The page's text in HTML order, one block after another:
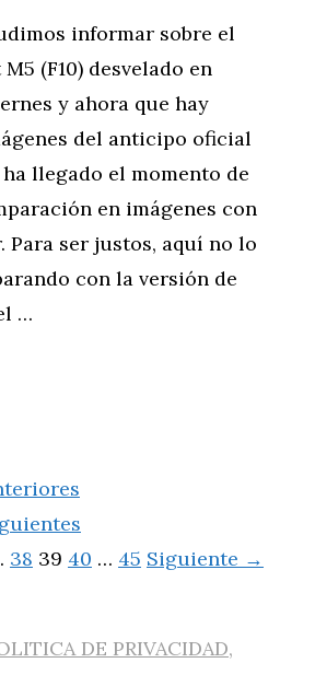
informar sobre el
(F10) desvelado en
y ahora que hay
del anticipo oficial
llegado el momento de
en imágenes con
Para ser justos, aquí no lo
con la versión de
…
Página
38 Página
39 Página
40 … Página
45 Siguiente →
DE PRIVACIDAD,